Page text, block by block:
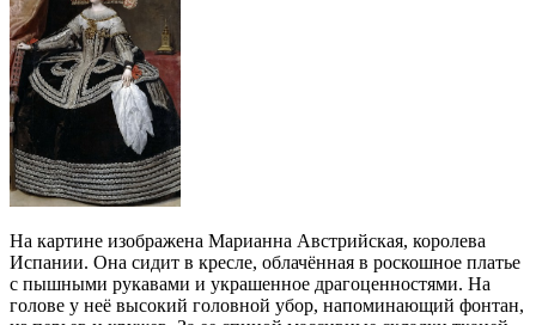
На картине изображена Марианна Австрийская, королева
Испании. Она сидит в кресле, облачённая в роскошное платье
с пышными рукавами и украшенное драгоценностями. На
голове у неё высокий головной убор, напоминающий фонтан,